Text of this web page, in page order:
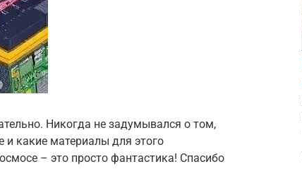
Никогда не задумывался о том,
и какие материалы для этого
– это просто фантастика! Спасибо